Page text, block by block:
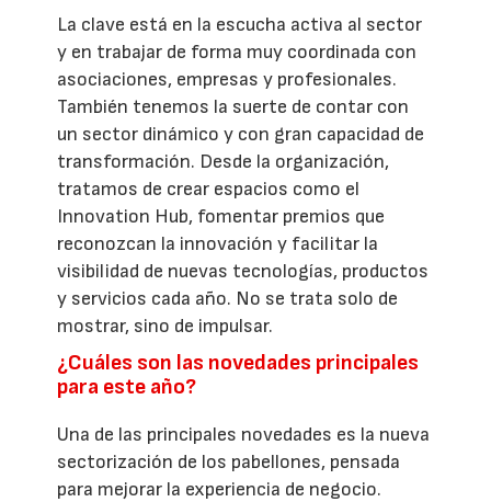
La clave está en la escucha activa al sector
y en trabajar de forma muy coordinada con
asociaciones, empresas y profesionales.
También tenemos la suerte de contar con
un sector dinámico y con gran capacidad de
transformación. Desde la organización,
tratamos de crear espacios como el
Innovation Hub, fomentar premios que
reconozcan la innovación y facilitar la
visibilidad de nuevas tecnologías, productos
y servicios cada año. No se trata solo de
mostrar, sino de impulsar.
¿Cuáles son las novedades principales
para este año?
Una de las principales novedades es la nueva
sectorización de los pabellones, pensada
para mejorar la experiencia de negocio.